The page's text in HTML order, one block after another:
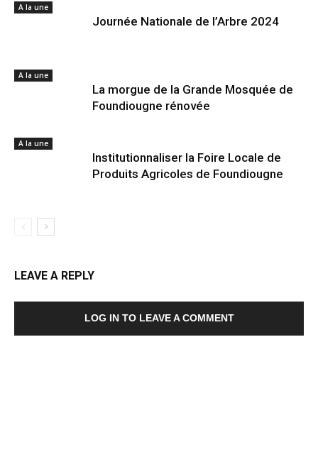
A la une
Journée Nationale de l’Arbre 2024
A la une
La morgue de la Grande Mosquée de
Foundiougne rénovée
A la une
Institutionnaliser la Foire Locale de
Produits Agricoles de Foundiougne
LEAVE A REPLY
LOG IN TO LEAVE A COMMENT